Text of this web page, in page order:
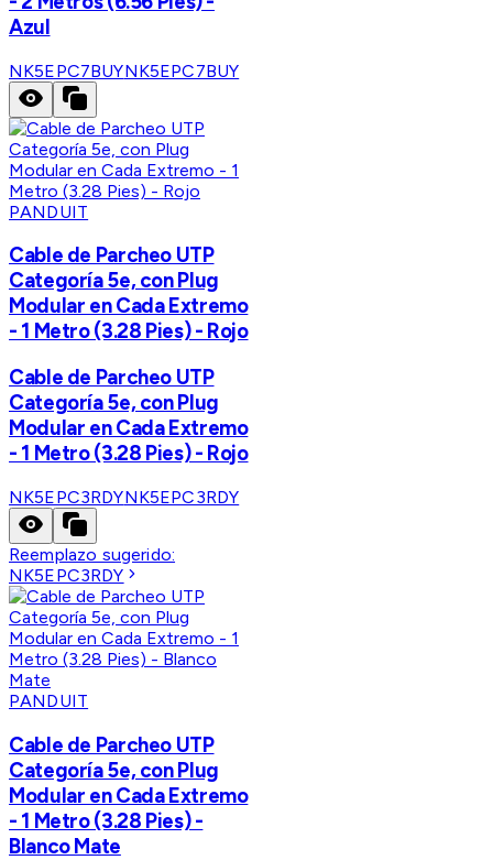
Azul
NK5EPC7BUYNK5EPC7BUY
PANDUIT
Cable de Parcheo UTP
Categoría 5e, con Plug
Modular en Cada Extremo
- 1 Metro (3.28 Pies) - Rojo
Cable de Parcheo UTP
Categoría 5e, con Plug
Modular en Cada Extremo
- 1 Metro (3.28 Pies) - Rojo
NK5EPC3RDYNK5EPC3RDY
Reemplazo sugerido:
NK5EPC3RDY
PANDUIT
Cable de Parcheo UTP
Categoría 5e, con Plug
Modular en Cada Extremo
- 1 Metro (3.28 Pies) -
Blanco Mate